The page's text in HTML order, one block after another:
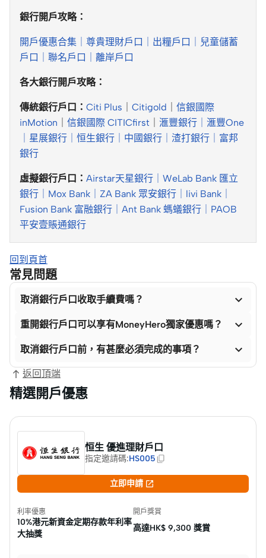
銀行開戶攻略：
開戶優惠合集｜ 尊貴理財戶口｜ 出糧戶口｜
兒童儲蓄
戶口｜ 聯名戶口｜ 離岸戶口
各大銀行開戶攻略：
傳統銀行戶口： Citi Plus Citigold
信銀國際
inMotion
信銀國際 CITICfirst 滙豐銀行｜ 滙豐One
星展銀行｜ 恒生銀行｜ 中國銀行｜ 渣打銀行｜ 富邦
銀行
虛擬銀行戶口： Airstar天星銀行｜ WeLab Bank 匯立
銀行｜ Mox Bank｜ ZA Bank 眾安銀行｜ livi Bank｜
Fusion Bank 富融銀行｜ Ant Bank 螞蟻銀行｜ PAOB
平安壹賬通銀行
回到頁首
常見問題
取消銀行戶口收取手續費嗎？ 
重開銀行戶口可以享有MoneyHero獨家優惠嗎？ 
取消銀行戶口前，有甚麼必須完成的事項？ 
返回頂端
精選開戶優惠
恒生 優進理財戶口
指定邀請碼:HS005
立即申請 
利率優惠
10%港元新資金定期存款年利率
大抽獎
開戶獎賞
高達HK$ 9,300 獎賞